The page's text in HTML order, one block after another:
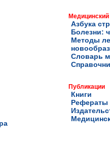
Медицинский
Азбука
Болезни:
Методы
Словарь
Публикации
Книги
Рефераты